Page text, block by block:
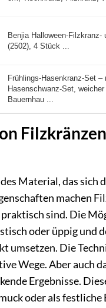
Benjia Halloween-
(2502), 4 Stück ...
Frühlings-Hasenkranz-Set
Hasenschwanz-Set,
Bauernhau ...
Material, das sich
machen
sind. Die
oder üppig und
umsetzen. Die
Wege. Aber auch
Ergebnisse.
oder als